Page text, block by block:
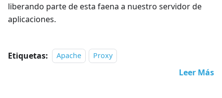
liberando parte de esta faena a nuestro servidor de
aplicaciones.
Etiquetas: Apache Proxy
Leer Más